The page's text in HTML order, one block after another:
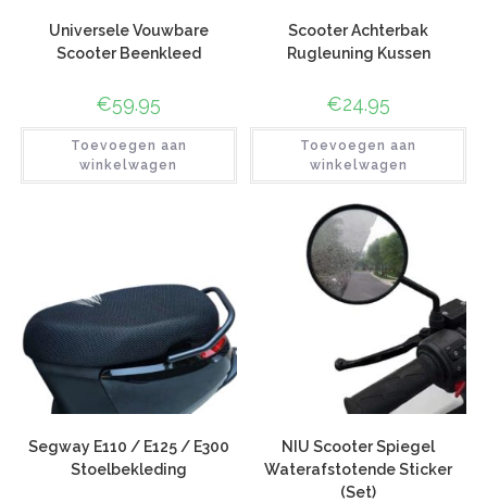
Universele Vouwbare
Scooter Beenkleed
€59.95
Toevoegen aan
winkelwagen
Scooter Achterbak
Rugleuning Kussen
€24.95
Toevoegen aan
winkelwagen
Segway E110 / E125 / E300
Stoelbekleding
NIU Scooter Spiegel
Waterafstotende Sticker
(Set)